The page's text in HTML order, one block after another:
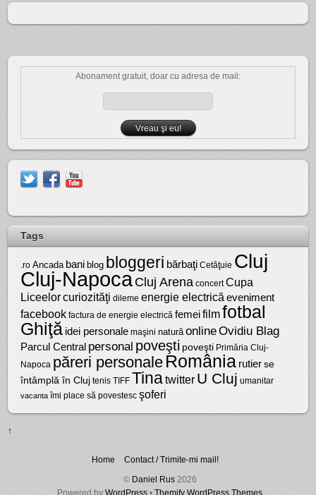
Abonament gratuit, doar cu adresa de mail:
Tags
.ro Ancada bani blog bloggeri bărbaţi Cetăţuie Cluj
Cluj-NapocaCluj Arena concert Cupa
Liceelorcuriozităţi dileme energie electrică eveniment
facebook factura de energie electrică femei filmfotbal
Ghiţă idei personale maşini natură onlineOvidiu Blag
Parcul Central personal poveşti poveşti Primăria Cluj-
Napoca păreri personale România rutier se
întâmplă în Cluj tenis TIFF Tinatwitter U Cluj umanitar
vacanta îmi place să povestesc şoferi
↑
Home Contact / Trimite-mi mail!
© Daniel Rus2026
Powered by WordPress • Themify WordPress Themes